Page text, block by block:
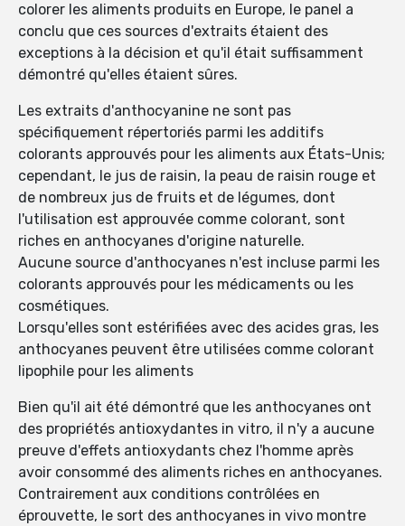
colorer les aliments produits en Europe, le panel a
conclu que ces sources d'extraits étaient des
exceptions à la décision et qu'il était suffisamment
démontré qu'elles étaient sûres.
Les extraits d'anthocyanine ne sont pas
spécifiquement répertoriés parmi les additifs
colorants approuvés pour les aliments aux États-Unis;
cependant, le jus de raisin, la peau de raisin rouge et
de nombreux jus de fruits et de légumes, dont
l'utilisation est approuvée comme colorant, sont
riches en anthocyanes d'origine naturelle.
Aucune source d'anthocyanes n'est incluse parmi les
colorants approuvés pour les médicaments ou les
cosmétiques.
Lorsqu'elles sont estérifiées avec des acides gras, les
anthocyanes peuvent être utilisées comme colorant
lipophile pour les aliments
Bien qu'il ait été démontré que les anthocyanes ont
des propriétés antioxydantes in vitro, il n'y a aucune
preuve d'effets antioxydants chez l'homme après
avoir consommé des aliments riches en anthocyanes.
Contrairement aux conditions contrôlées en
éprouvette, le sort des anthocyanes in vivo montre